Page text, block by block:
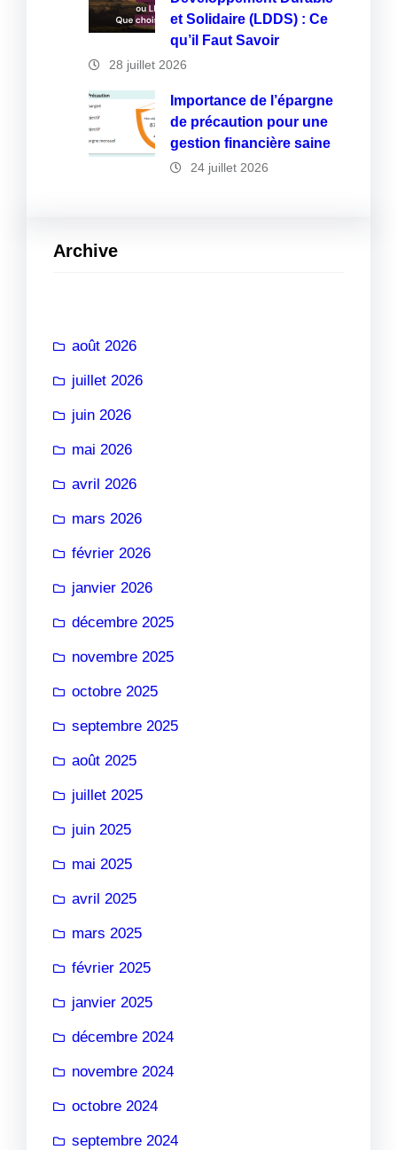
et Solidaire (LDDS) : Ce
qu’il Faut Savoir
28 juillet 2026
Importance de l’épargne
de précaution pour une
gestion financière saine
24 juillet 2026
Archive
août 2026
juillet 2026
juin 2026
mai 2026
avril 2026
mars 2026
février 2026
janvier 2026
décembre 2025
novembre 2025
octobre 2025
septembre 2025
août 2025
juillet 2025
juin 2025
mai 2025
avril 2025
mars 2025
février 2025
janvier 2025
décembre 2024
novembre 2024
octobre 2024
septembre 2024